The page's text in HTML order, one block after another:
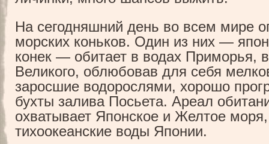
На сегодняшний день во всем мире
морских коньков. Один из них —
конек — обитает в водах Приморья,
Великого, облюбовав для себя
заросшие водорослями, хорошо
бухты залива Посьета. Ареал
охватывает Японское и Желтое
тихоокеанские воды Японии.